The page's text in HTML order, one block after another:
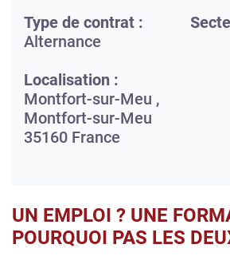
Type de contrat :
Alternance
Localisation :
Montfort-sur-Meu ,
Montfort-sur-Meu
35160 France
UN EMPLOI ? UNE
POURQUOI PAS LES